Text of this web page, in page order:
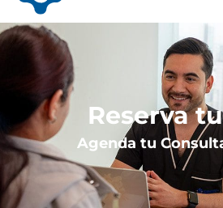
Reserva
Agenda tu